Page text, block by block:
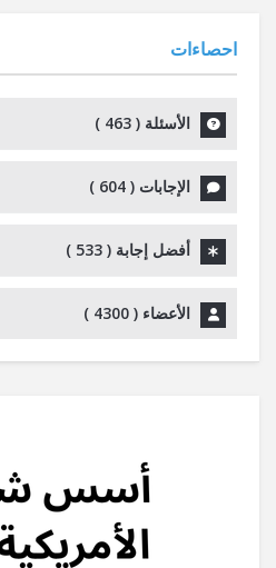
احصاءات
الأسئلة ( 463
)
الإجابات ( 604
)
أفضل إجابة ( 533
)
الأعضاء ( 4300
)